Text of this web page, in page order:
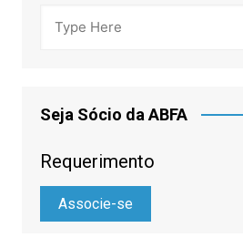
Seja Sócio da ABFA
Requerimento
Associe-se